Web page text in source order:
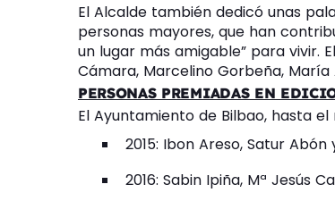
El Alcalde también dedicó unas
personas mayores, que han
un lugar más amigable” para vivir.
Cámara, Marcelino Gorbeña,
PERSONAS PREMIADAS EN
El Ayuntamiento de Bilbao, hasta
2015: Ibon Areso, Satur
2016: Sabin Ipiña, Mª Jesús